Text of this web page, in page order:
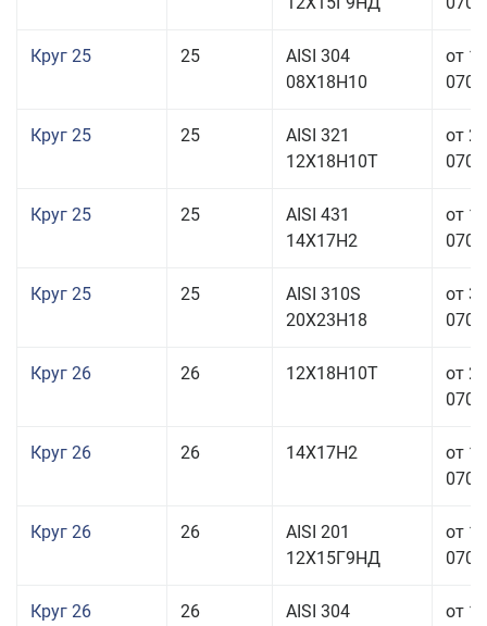
Круг 25 25
AISI 304
08Х18Н10
от
Круг 25 25
AISI 321
12Х18Н10Т
от
Круг 25 25
AISI 431
14Х17Н2
от
Круг 25 25
AISI 310S
20Х23Н18
от
Круг 26 26 12Х18Н10Т
от
Круг 26 26 14Х17Н2
от
Круг 26 26
AISI 201
12Х15Г9НД
от
Круг 26 26
AISI 304
от